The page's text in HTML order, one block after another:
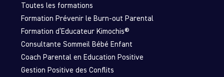
Toutes les formations
Formation Prévenir le Burn-out Parental
Formation d’Educateur Kimochis®
Consultante Sommeil Bébé Enfant
Coach Parental en Education Positive
Gestion Positive des Conflits